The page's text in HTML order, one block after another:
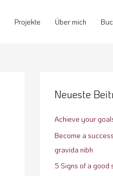
Projekte Über mich
Neueste
Achieve your
Become a
gravida nibh
5 Signs of a good